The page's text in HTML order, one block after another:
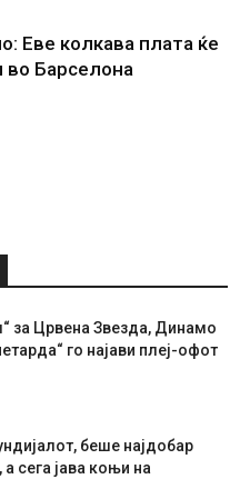
Еве колкава плата ќе
во Барселона
за Црвена Звезда, Динамо
го најави плеј-офот
беше најдобар
а сега јава коњи на